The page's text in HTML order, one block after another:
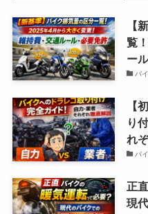
【
覧
ー
バ
【
り
れ
バ
正
現